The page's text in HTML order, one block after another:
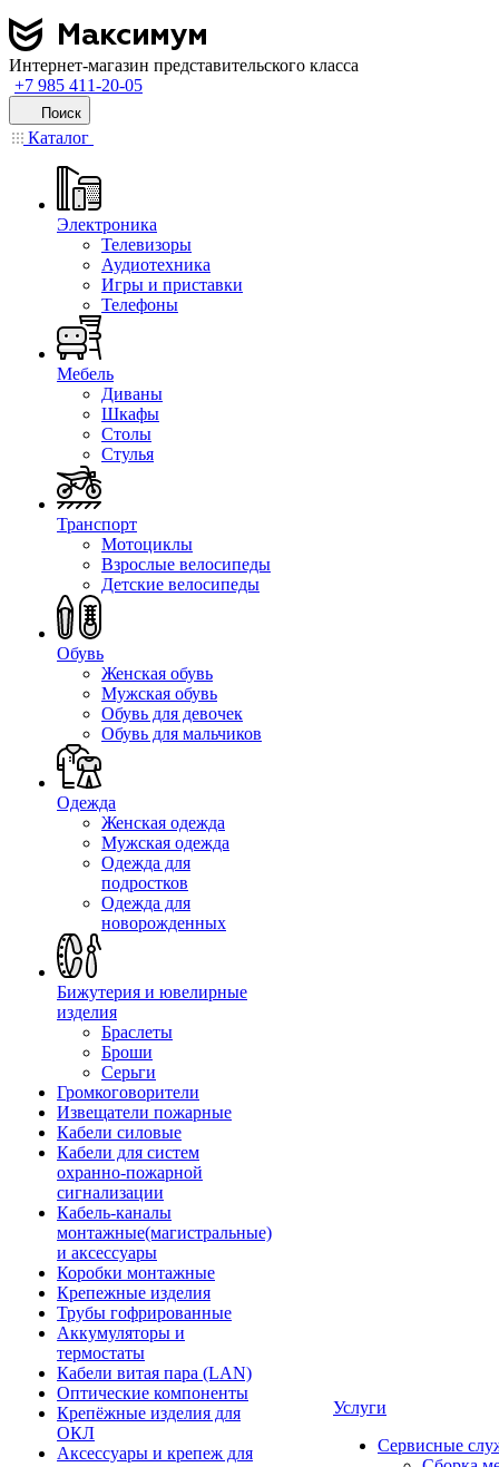
Интернет-магазин представительского класса
+7 985 411-20-05
Поиск
Каталог
Электроника
Телевизоры
Аудиотехника
Игры и приставки
Телефоны
Мебель
Диваны
Шкафы
Столы
Стулья
Транспорт
Мотоциклы
Взрослые велосипеды
Детские велосипеды
Обувь
Женская обувь
Мужская обувь
Обувь для девочек
Обувь для мальчиков
Одежда
Женская одежда
Мужская одежда
Одежда для
подростков
Одежда для
новорожденных
Бижутерия и ювелирные
изделия
Браслеты
Броши
Серьги
Громкоговорители
Извещатели пожарные
Кабели силовые
Кабели для систем
охранно-пожарной
сигнализации
Кабель-каналы
монтажные(магистральные)
и аксессуары
Коробки монтажные
Крепежные изделия
Трубы гофрированные
Аккумуляторы и
термостаты
Кабели витая пара (LAN)
Оптические компоненты
Крепёжные изделия для
ОКЛ
Аксессуары и крепеж для
Услуги
Сервисные